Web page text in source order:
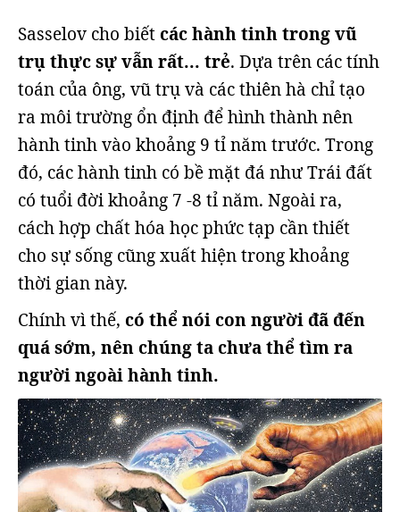
Sasselov cho biết các hành tinh trong vũ
trụ thực sự vẫn rất... trẻ. Dựa trên các tính
toán của ông, vũ trụ và các thiên hà chỉ tạo
ra môi trường ổn định để hình thành nên
hành tinh vào khoảng 9 tỉ năm trước. Trong
đó, các hành tinh có bề mặt đá như Trái đất
có tuổi đời khoảng 7 -8 tỉ năm. Ngoài ra,
cách hợp chất hóa học phức tạp cần thiết
cho sự sống cũng xuất hiện trong khoảng
thời gian này.
Chính vì thế, có thể nói con người đã đến
quá sớm, nên chúng ta chưa thể tìm ra
người ngoài hành tinh.